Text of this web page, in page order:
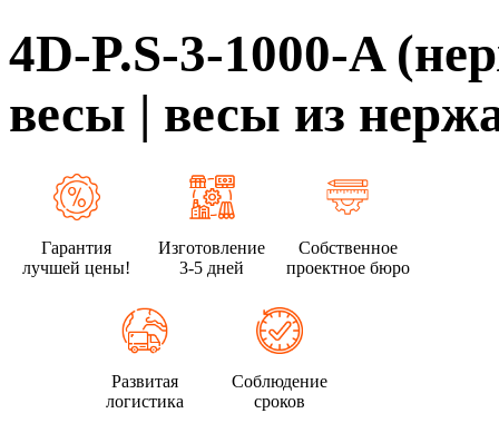
4D-P.S-3-1000-A
весы | весы из
Гарантия
лучшей цены!
Изготовление
3-5 дней
Собственное
проектное бюро
Развитая
логистика
Соблюдение
сроков